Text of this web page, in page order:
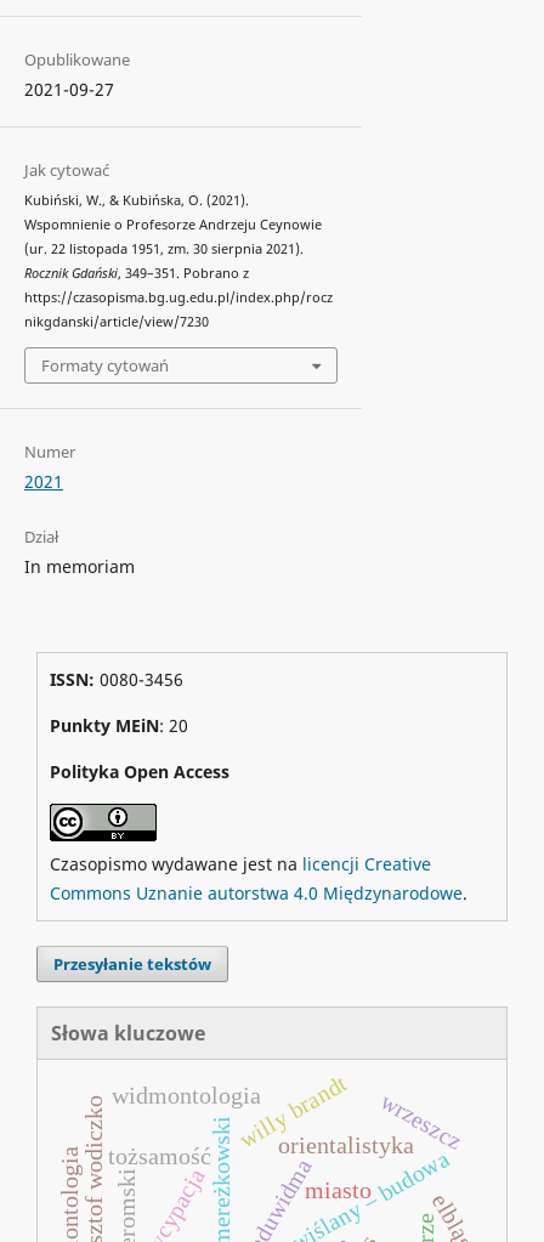
Opublikowane
2021-09-27
Jak cytować
Kubiński, W., & Kubińska, O. (2021).
Wspomnienie o Profesorze Andrzeju Ceynowie
(ur. 22 listopada 1951, zm. 30 sierpnia 2021).
Rocznik Gdański, 349–351. Pobrano z
https://czasopisma.bg.ug.edu.pl/index.php/rocz
nikgdanski/article/view/7230
Formaty cytowań
Numer
2021
Dział
In memoriam
ISSN: 0080-3456
Punkty MEiN: 20
Polityka Open Access
Czasopismo wydawane jest na licencji Creative
Commons Uznanie autorstwa 4.0 Międzynarodowe.
Przesyłanie tekstów
Słowa kluczowe
tożsamość orientalistyka
miasto
krzysztof wodiczko
widmontologia
eduwidma
willy brandt
Żeromski elbląg
wrzeszcz